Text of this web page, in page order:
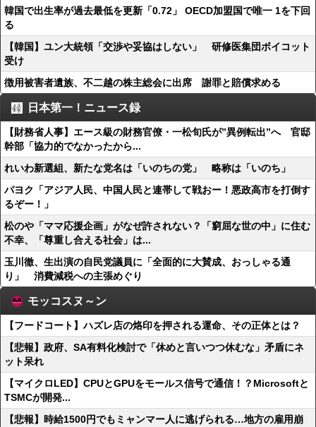
韓国で出生率が過去最低を更新「0.72」 OECD加盟国で唯一 1を下回
る
【韓国】ユン大統領「交渉や妥協はしない」 研修医集団ボイコット
受け
徴用被害者遺族、不二越の株主総会に出席 謝罪と賠償求める
日本第一！ニュース録
【財務省人事】エース級の財務官僚・一松旬氏が”異例転出”へ 官邸
幹部「協力的でなかったから...
れいわ新選組、新たな党名は「いのちの党」 略称は「いのち」
パヨク「アジア人民、中国人民と連帯して戦おー！悪政高市を打倒す
るぞー！」
松のや「ママ応援企画」がなぜ許されない？「窮屈な世の中」に住む
不幸、「尊重し合える社会」は...
玉川徹、生出演の自民党議員に「全面的に大賛成、おっしゃる通
り」 消費減税への主張めぐり
モッコスヌ～ン
【フードコート】ハズレ店の烙印を押される運命、その正体とは？
【悲報】政府、SA有料化検討で「休めと言いつつ休むな」矛盾にネ
ット呆れ
【マイクロLED】CPUとGPUをモールス信号で通信！？Microsoftと
TSMCが開発...
【悲報】時給1500円でもミャンマー人に逃げられる…地方の雇用崩